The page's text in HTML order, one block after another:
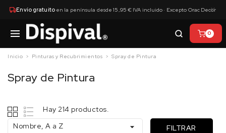
Envío gratuitoen la península desde 15,95 € IVA incluido · Excepto Orac Decor
×
0
Inicio Pinturas y Recubrimientos Spray de Pintura
Spray de Pintura
Hay 214 productos.
Nombre, A a Z
 FILTRAR